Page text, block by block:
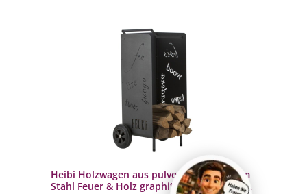
Heibi Holzwagen aus pulverbeschichtetem
Stahl Feuer & Holz graphitgrau 52,5x50x97